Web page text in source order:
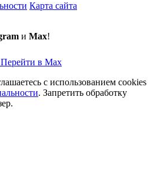
Карта сайта
и Max!
Перейти в Max
с использованием cookies
. Запретить обработку